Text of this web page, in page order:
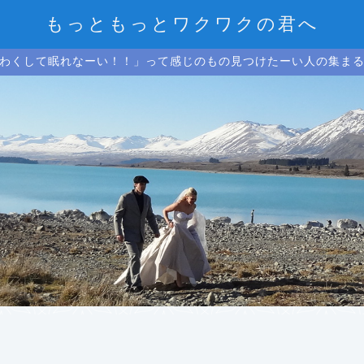
もっともっとワクワクの君へ
くして眠れなーい！！」って感じのもの見つけたーい人の集ま